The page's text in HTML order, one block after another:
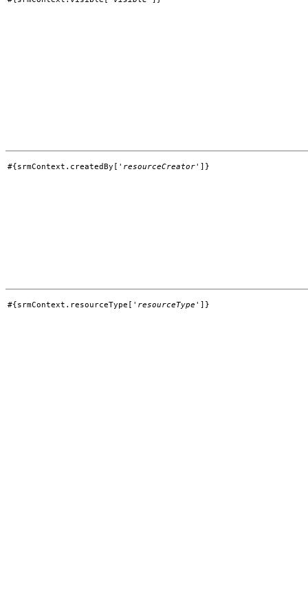
#{srmContext.createdBy[' resourceCreator']}
#{srmContext.resourceType[' resourceType ']}